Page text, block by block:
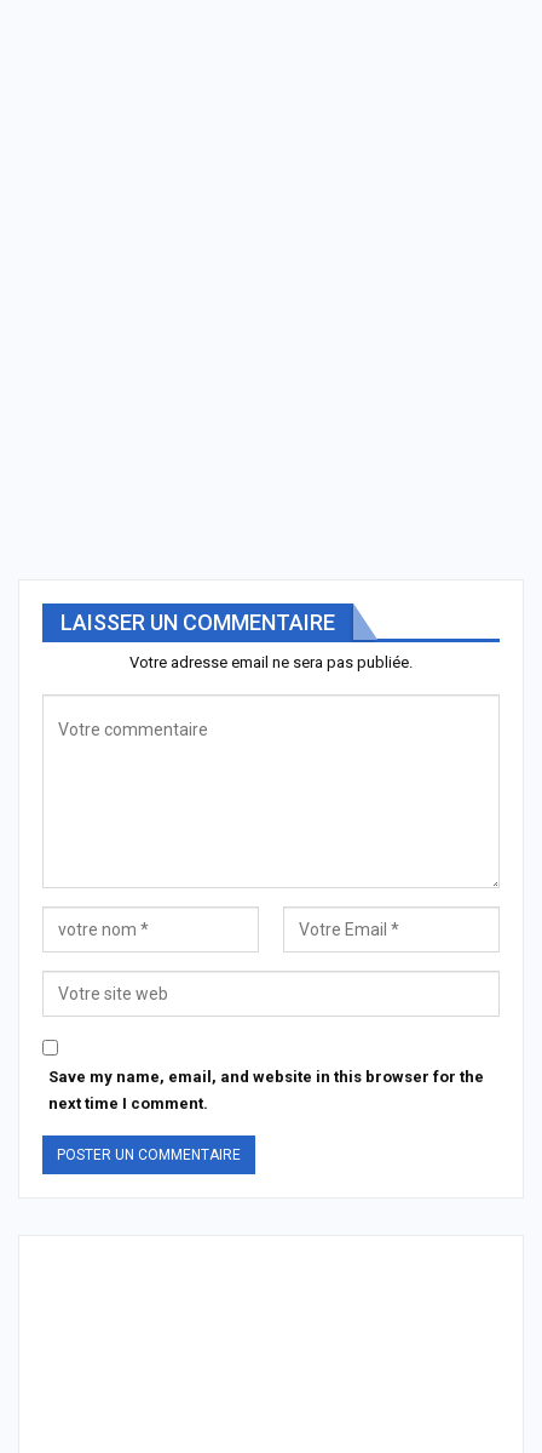
LAISSER UN COMMENTAIRE
Votre adresse email ne sera pas publiée.
Save my name, email, and website in this browser for the
next time I comment.